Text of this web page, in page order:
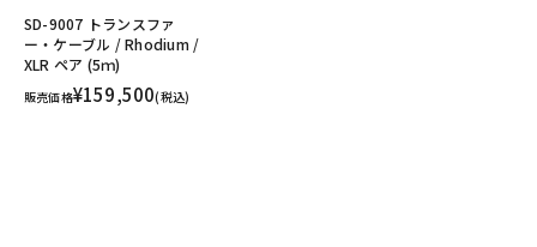
SD-9007 トランスファ
ー・ケーブル / Rhodium /
XLR ペア (5ｍ)
販売価格¥159,500(税込)